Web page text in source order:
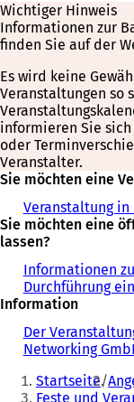
Wichtiger Hinweis
Informationen zur
finden Sie auf der
Es wird keine
Veranstaltungen so
informieren Sie
oder
Veranstalter.
Sie möchten eine
Veranstaltung
Sie möchten eine
lassen?
Informationen
Durchführung
Information
Der
Networking
Sie
befinden
Startseite
Feste und